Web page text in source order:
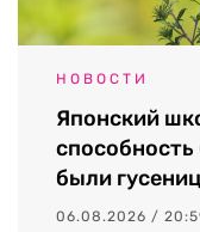
НОВОСТИ
Японский
были
06.08.2026 /